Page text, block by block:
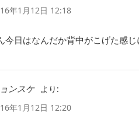
年1月12日 12:18
今日はなんだか背中がこげた感じ
ンスケ
より:
年1月12日 12:20